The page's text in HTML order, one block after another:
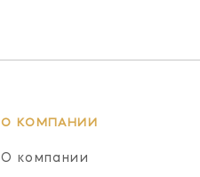
О КОМПАНИИ
О компании